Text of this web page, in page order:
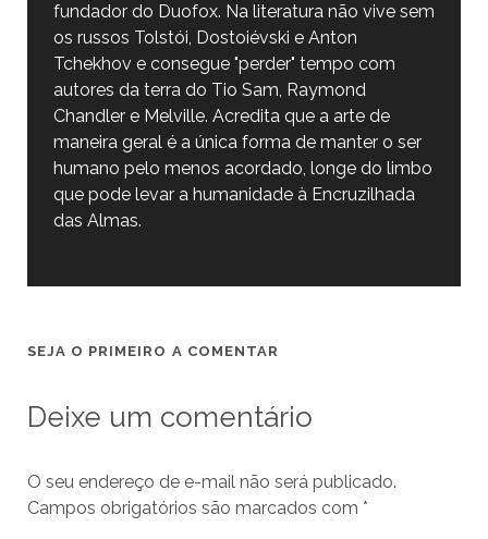
fundador do Duofox. Na literatura não vive sem
os russos Tolstói, Dostoiévski e Anton
Tchekhov e consegue "perder" tempo com
autores da terra do Tio Sam, Raymond
Chandler e Melville. Acredita que a arte de
maneira geral é a única forma de manter o ser
humano pelo menos acordado, longe do limbo
que pode levar a humanidade à Encruzilhada
das Almas.
SEJA O PRIMEIRO A COMENTAR
Deixe um comentário
O seu endereço de e-mail não será publicado.
Campos obrigatórios são marcados com *